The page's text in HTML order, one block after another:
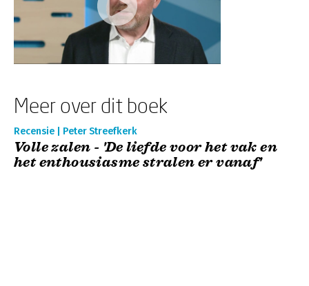
Meer over dit boek
Recensie | Peter Streefkerk
Volle zalen - 'De liefde voor het vak en
het enthousiasme stralen er vanaf'